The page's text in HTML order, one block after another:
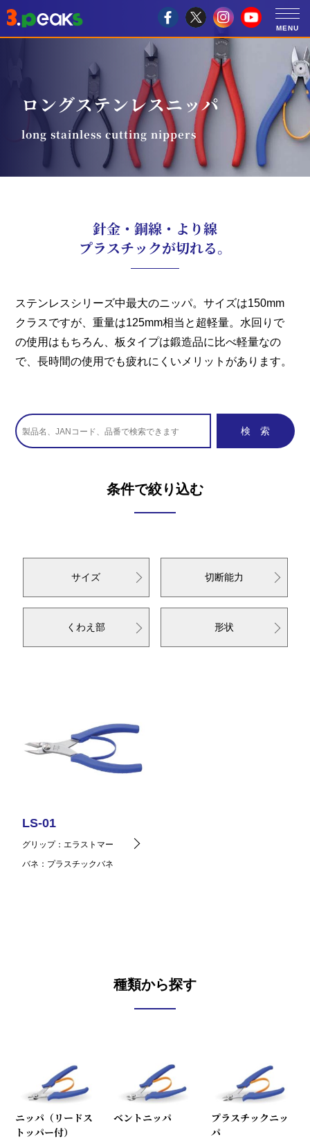
ロングステンレスニッパ
long stainless cutting nippers
針金・銅線・より線
プラスチックが切れる。
ステンレスシリーズ中最大のニッパ。サイズは150mm
クラスですが、重量は125mm相当と超軽量。水回りで
の使用はもちろん、板タイプは鍛造品に比べ軽量なの
で、長時間の使用でも疲れにくいメリットがあります。
条件で絞り込む
サイズ 切断能力
くわえ部 形状
LS-01
グリップ
エラストマー
バネ
プラスチックバネ
種類から探す
ニッパ（リードス
トッパー付）
ベントニッパ
プラスチックニッ
パ